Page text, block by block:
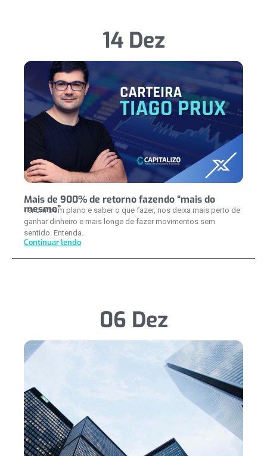
14 Dez
Mais de 900% de retorno fazendo “mais do
mesmo”
Ter um bom plano e saber o que fazer, nos deixa mais perto de
ganhar dinheiro e mais longe de fazer movimentos sem
sentido. Entenda.
Continuar lendo
06 Dez